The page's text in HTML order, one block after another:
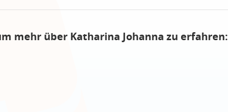
mehr über Katharina Johanna zu erfahren: